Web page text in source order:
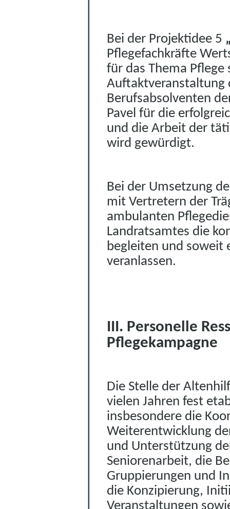
Bei der Projektidee 5
Pflegefachkräfte Wert
für das Thema
Auftaktveranstaltung
Berufsabsolventen
Pavel für die
und die Arbeit der
wird gewürdigt.
Bei der Umsetzung
mit Vertretern der Trä
ambulanten
Landratsamtes die
begleiten und soweit
veranlassen.
III. Personelle
Pflegekampagne
Die Stelle der
vielen Jahren fest eta
insbesondere die
Weiterentwicklung
und Unterstützung
Seniorenarbeit, die
Gruppierungen und
die Konzipierung,